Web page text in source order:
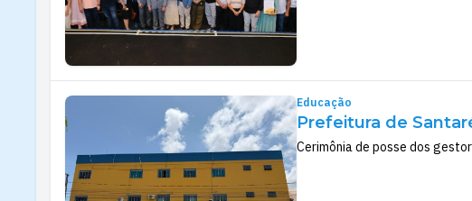
Educação
Prefeitura de
Cerimônia de posse dos